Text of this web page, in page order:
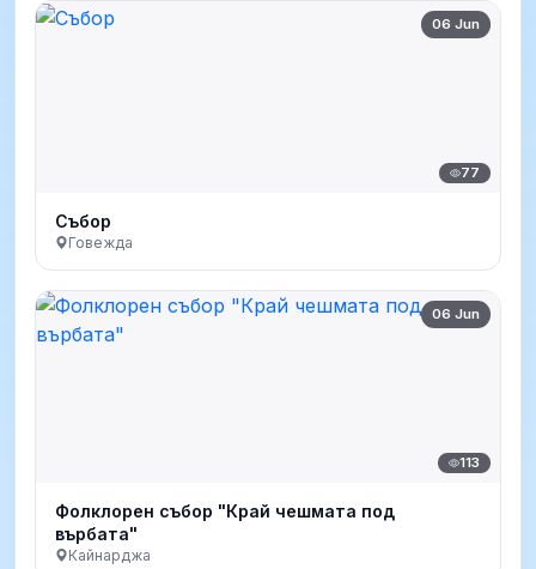
06 Jun
77
Събор
Говежда
06 Jun
113
Фолклорен събор "Край чешмата под
върбата"
Кайнарджа